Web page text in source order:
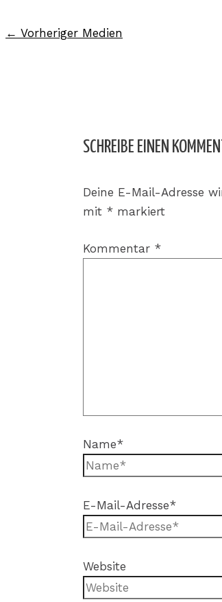
← Vorheriger Medien
SCHREIBE EINEN
Deine E-Mail-Adresse
mit * markiert
Kommentar *
Name*
E-Mail-Adresse*
Website